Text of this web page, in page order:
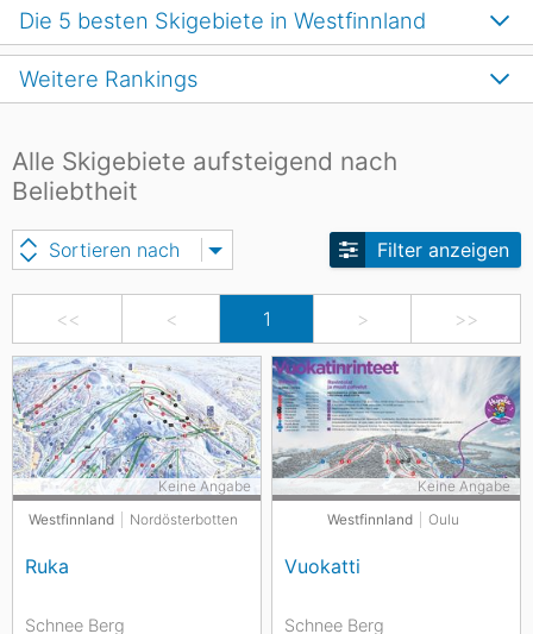
Alle Skigebiete aufsteigend nach
Beliebtheit
<< < 1 > >>
Sortieren nach Filter anzeigen
Westfinnland Nordösterbotten
Ruka
Keine Angabe
Schnee Berg
Westfinnland Oulu
Vuokatti
Keine Angabe
Schnee Berg
Die 5 besten Skigebiete in Westfinnland
Weitere Rankings